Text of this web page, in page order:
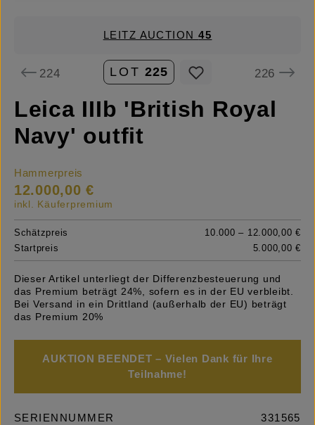
LEITZ AUCTION45
224 LOT 225 226
Leica IIIb 'British Royal
Navy' outfit
Hammerpreis
12.000,00 €
inkl. Käuferpremium
Schätzpreis
10.000 – 12.000,00 €
Startpreis
5.000,00 €
Dieser Artikel unterliegt der Differenzbesteuerung und
das Premium beträgt 24%, sofern es in der EU verbleibt.
Bei Versand in ein Drittland (außerhalb der EU) beträgt
das Premium 20%
AUKTION BEENDET – Vielen Dank für Ihre
Teilnahme!
SERIENNUMMER 331565